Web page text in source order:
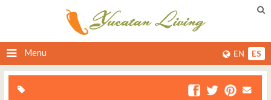
Menu EN ES